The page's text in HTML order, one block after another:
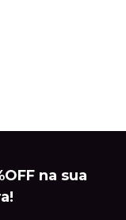
na sua